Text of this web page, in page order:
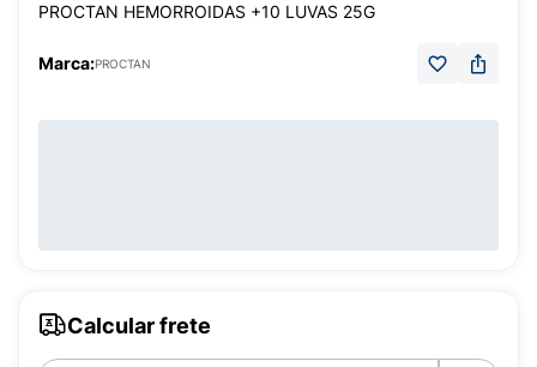
PROCTAN HEMORROIDAS +10 LUVAS 25G
Marca:PROCTAN
Calcular frete